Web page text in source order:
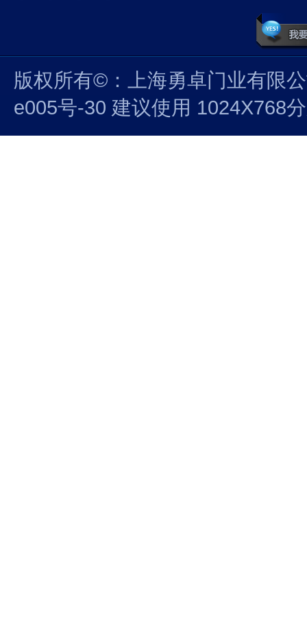
版权所有©：上海勇卓门业有限
e005号-30 建议使用 1024X768